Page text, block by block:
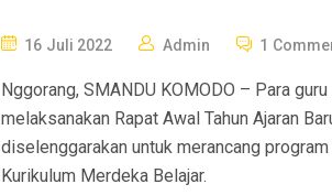
P
S
T
E
D
16 Juli 2022 Admin 1
Nggorang, SMANDU KOMODO – Para
melaksanakan Rapat Awal Tahun Ajaran
diselenggarakan untuk merancang
Kurikulum Merdeka Belajar.